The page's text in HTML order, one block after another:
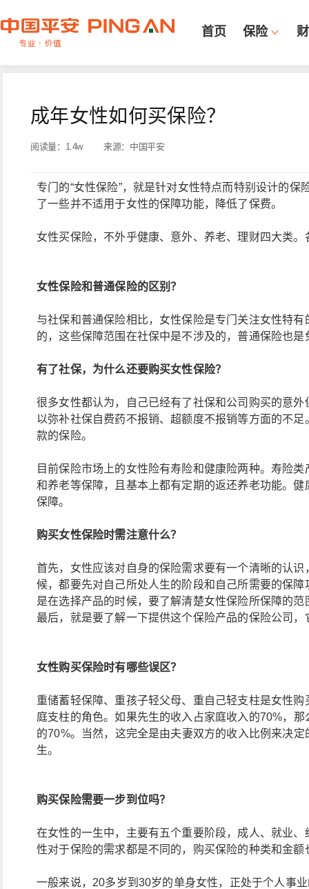
首页 保险
成年女性如何买保险？
阅读量： 1.4w 来源： 中国平安
专门的“女性保险”，就是针对女性特点而特别设计的
了一些并不适用于女性的保障功能，降低了保费。
女性买保险，不外乎健康、意外、养老、理财四大类
女性保险和普通保险的区别？
与社保和普通保险相比，女性保险是专门关注女性特
的，这些保障范围在社保中是不涉及的，普通保险也
有了社保，为什么还要购买女性保险？
很多女性都认为，自己已经有了社保和公司购买的意
以弥补社保自费药不报销、超额度不报销等方面的不
款的保险。
目前保险市场上的女性险有寿险和健康险两种。寿险
和养老等保障，且基本上都有定期的返还养老功能。
保障。
购买女性保险时需注意什么？
首先，女性应该对自身的保险需求要有一个清晰的认
候，都要先对自己所处人生的阶段和自己所需要的保
是在选择产品的时候，要了解清楚女性保险所保障的
最后，就是要了解一下提供这个保险产品的保险公司
女性购买保险时有哪些误区？
重储蓄轻保障、重孩子轻父母、重自己轻支柱是女性
庭支柱的角色。如果先生的收入占家庭收入的70%，
的70%。当然，这完全是由夫妻双方的收入比例来决
生。
购买保险需要一步到位吗？
在女性的一生中，主要有五个重要阶段，成人、就业
性对于保险的需求都是不同的，购买保险的种类和金
一般来说，20多岁到30岁的单身女性，正处于个人事